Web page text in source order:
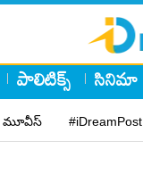
పాలిటిక్స్ సినిమా
మూవీస్ #iDreamPost